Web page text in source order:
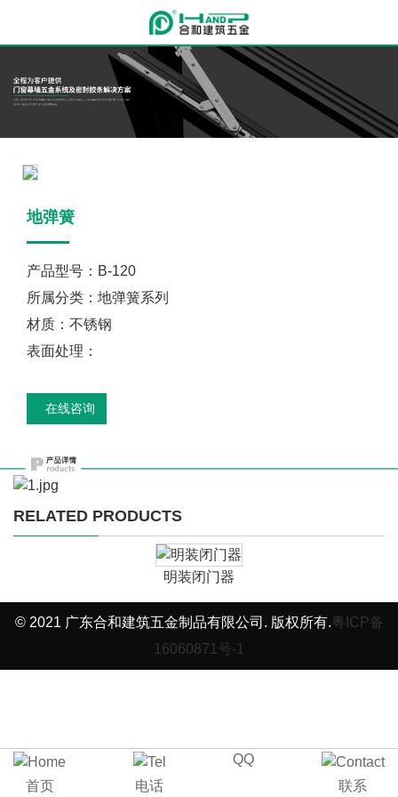
地弹簧
产品型号：B-120
所属分类：地弹簧系列
材质：不锈钢
表面处理：
在线咨询
RELATED PRODUCTS
明装闭门器
© 2021 广东合和建筑五金制品有限公司. 版权所有.粤ICP备
16060871号-1
首页 电话
QQ
联系